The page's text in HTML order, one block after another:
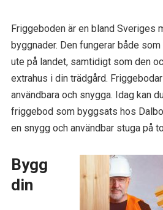
Friggeboden är en bland Sveriges
byggnader. Den fungerar både
ute på landet, samtidigt som den
extrahus i din trädgård.
användbara och snygga. Idag kan
friggebod som byggsats hos
en snygg och användbar stuga på
Bygg
din